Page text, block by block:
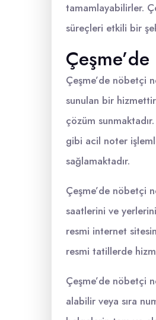
tamamlayabilirler.
süreçleri etkili bir
Çeşme’de nöbetçi
sunulan bir
çözüm
gibi acil noter
sağlamaktadır.
Çeşme’de nöbetçi
saatlerini ve
resmi internet
resmi tatillerde
Çeşme’de nöbetçi
alabilir veya sıra